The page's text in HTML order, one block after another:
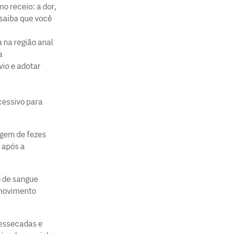
receio: a dor,
que você
região anal
e adotar
para
de fezes
a
sangue
e